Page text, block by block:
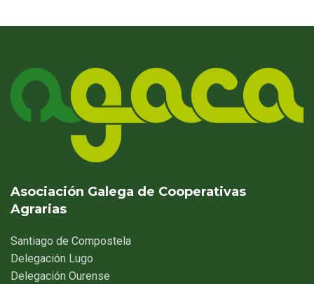
Asociación Galega de Cooperativas
Agrarias
Santiago de Compostela
Delegación Lugo
Delegación Ourense